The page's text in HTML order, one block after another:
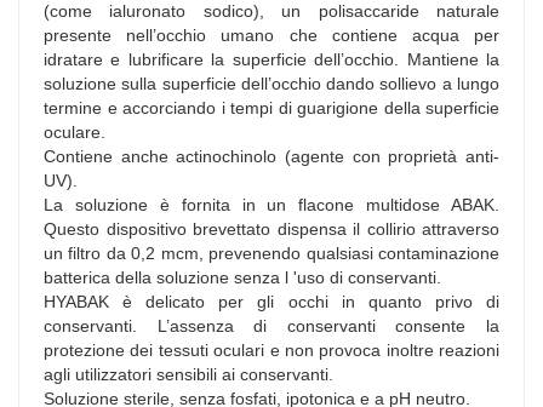
(come ialuronato sodico), un polisaccaride naturale
presente nell’occhio umano che contiene acqua per
idratare e lubrificare la superficie dell’occhio. Mantiene la
soluzione sulla superficie dell’occhio dando sollievo a lungo
termine e accorciando i tempi di guarigione della superficie
oculare.
Contiene anche actinochinolo (agente con proprietà anti-
UV).
La soluzione è fornita in un flacone multidose ABAK.
Questo dispositivo brevettato dispensa il collirio attraverso
un filtro da 0,2 mcm, prevenendo qualsiasi contaminazione
batterica della soluzione senza l 'uso di conservanti.
HYABAK è delicato per gli occhi in quanto privo di
conservanti. L’assenza di conservanti consente la
protezione dei tessuti oculari e non provoca inoltre reazioni
agli utilizzatori sensibili ai conservanti.
Soluzione sterile, senza fosfati, ipotonica e a pH neutro.